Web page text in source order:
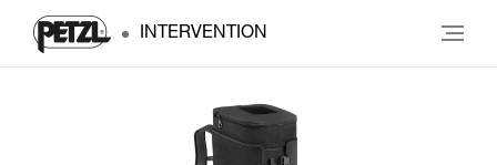
INTERVENTION